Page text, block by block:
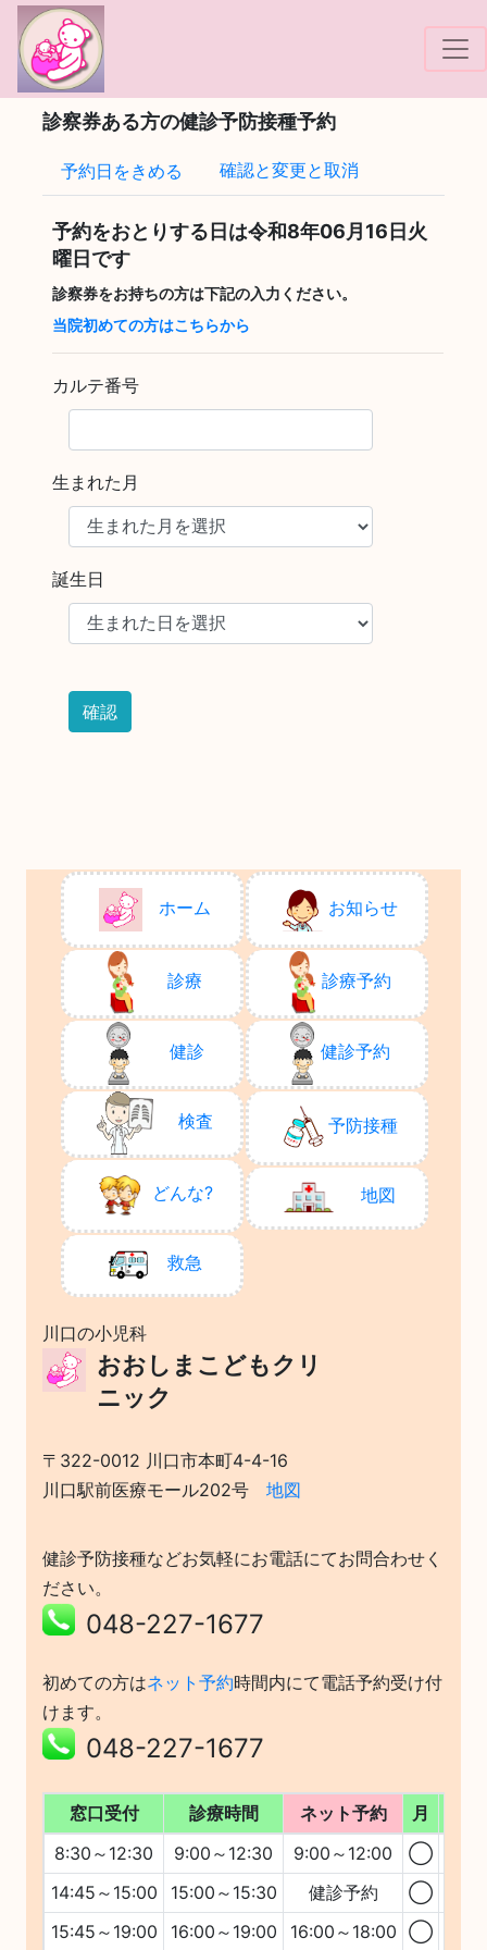
!-- Google tag (gtag.js) -->
診察券ある方の健診予防接種予約
予約日をきめる 確認と変更と取消
予約をおとりする日は令和8年06月16日火
曜日 です
診察券をお持ちの方は下記の入力ください。
当院初めての方はこちらから
カルテ番号
生まれた月
誕生日
ホーム
診療
健診
検査
どんな?
救急
お知らせ
診療予約
健診予約
予防接種
地図
川口の小児科
おおしまこどもクリ
ニック
〒322-0012 川口市本町4-4-16
川口駅前医療モール202号 地図
健診予防接種などお気軽にお電話にてお問合わせく
ださい。
048-227-1677
初めての方はネット予約時間内にて電話予約受け付
けます。
048-227-1677
窓口受付 診療時間 ネット予約 月
8:30～12:30
9:00～12:30 9:00～12:00 ◯
14:45～15:00
15:00～15:30 健診予約 ◯
15:45～19:00
16:00～19:00 16:00～18:00 ◯